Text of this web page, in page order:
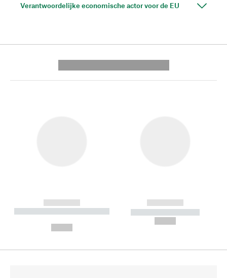
Verantwoordelijke economische actor voor de EU
------------
----------- ----------- --------
------------
----------- -----------